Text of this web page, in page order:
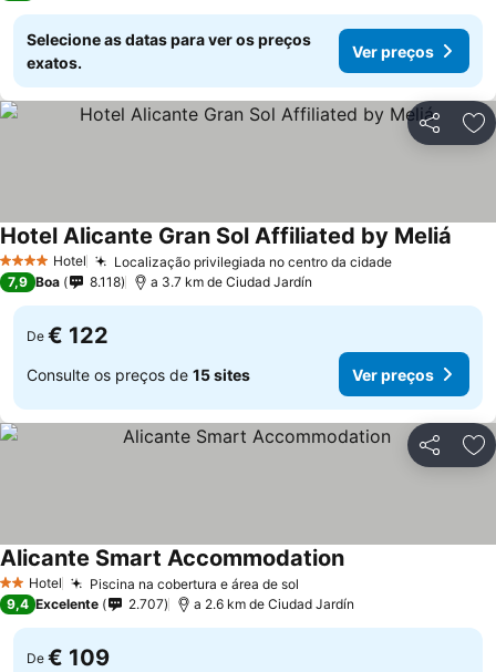
Selecione as datas para ver os preços
exatos.
Ver preços
Partilhar
4 EstrelasHotel Localização privilegiada no centro da cidade
Hotel Alicante Gran Sol Affiliated by Meliá
7,9 Boa 8.118 a 3.7 km de Ciudad Jardín
De € 122
Consulte os preços de 15 sites Ver preços
Partilhar
2 Estrelas
Hotel Piscina na cobertura e área de sol
Alicante Smart Accommodation
9,4 Excelente 2.707 a 2.6 km de Ciudad Jardín
De € 109